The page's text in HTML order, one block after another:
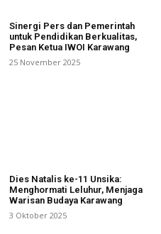
Sinergi Pers dan Pemerintah
untuk Pendidikan Berkualitas,
Pesan Ketua IWOI Karawang
25 November 2025
Dies Natalis ke-11 Unsika:
Menghormati Leluhur, Menjaga
Warisan Budaya Karawang
3 Oktober 2025